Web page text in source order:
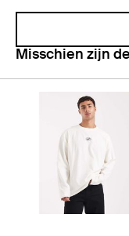
Misschien zijn